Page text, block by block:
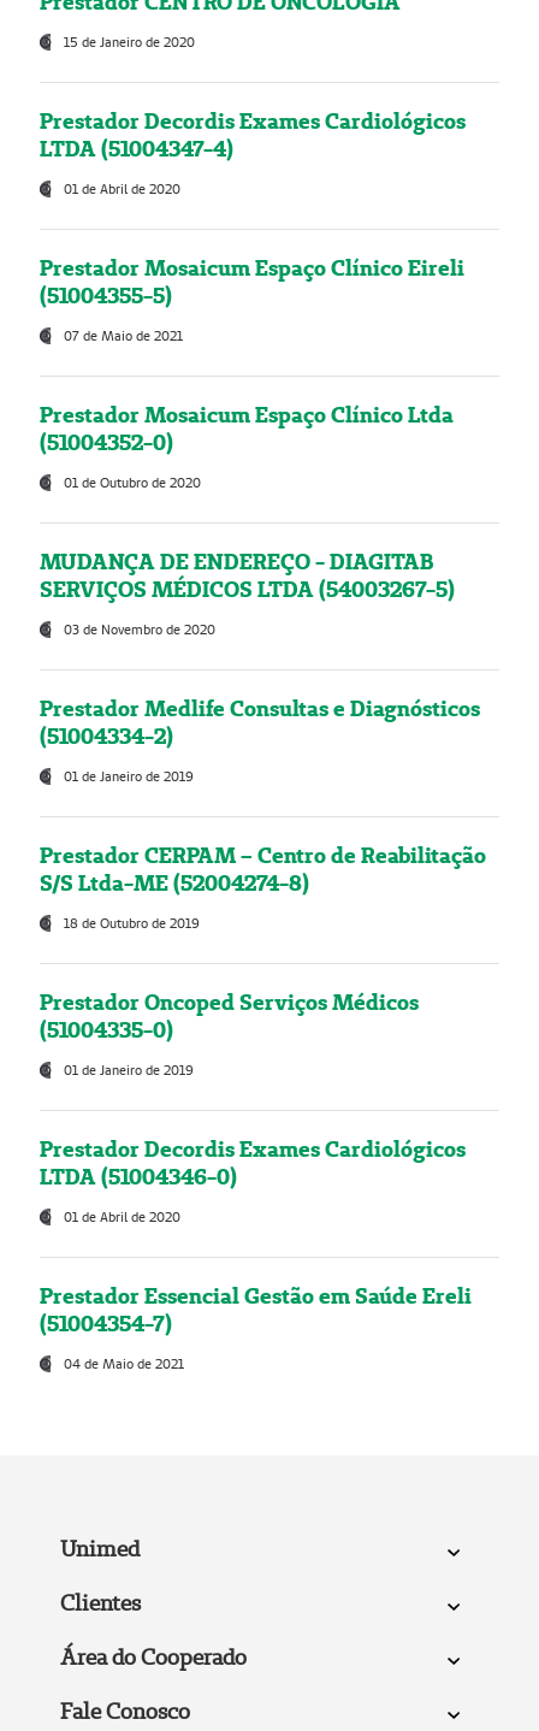
15 de Janeiro de 2020
Prestador Decordis Exames Cardiológicos
LTDA (51004347-4)
01 de Abril de 2020
Prestador Mosaicum Espaço Clínico Eireli
(51004355-5)
07 de Maio de 2021
Prestador Mosaicum Espaço Clínico Ltda
(51004352-0)
01 de Outubro de 2020
MUDANÇA DE ENDEREÇO - DIAGITAB
SERVIÇOS MÉDICOS LTDA (54003267-5)
03 de Novembro de 2020
Prestador Medlife Consultas e Diagnósticos
(51004334-2)
01 de Janeiro de 2019
Prestador CERPAM – Centro de Reabilitação
S/S Ltda-ME (52004274-8)
18 de Outubro de 2019
Prestador Oncoped Serviços Médicos
(51004335-0)
01 de Janeiro de 2019
Prestador Decordis Exames Cardiológicos
LTDA (51004346-0)
01 de Abril de 2020
Prestador Essencial Gestão em Saúde Ereli
(51004354-7)
04 de Maio de 2021
Unimed
Clientes
Área do Cooperado
Fale Conosco